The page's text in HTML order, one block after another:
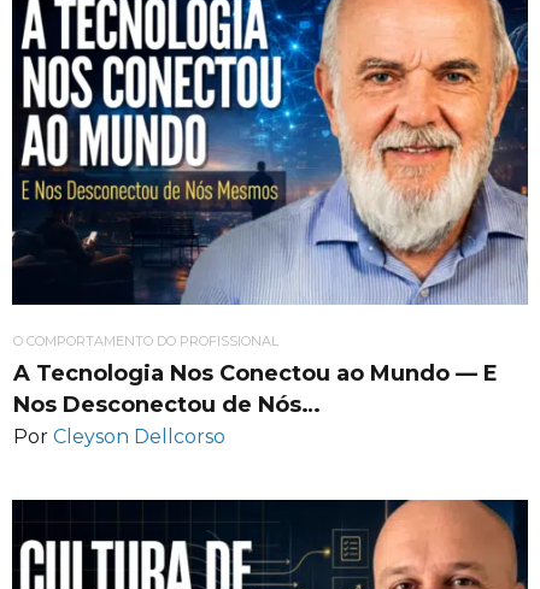
O COMPORTAMENTO DO PROFISSIONAL
A Tecnologia Nos Conectou ao Mundo — E
Nos Desconectou de Nós…
Por Cleyson Dellcorso